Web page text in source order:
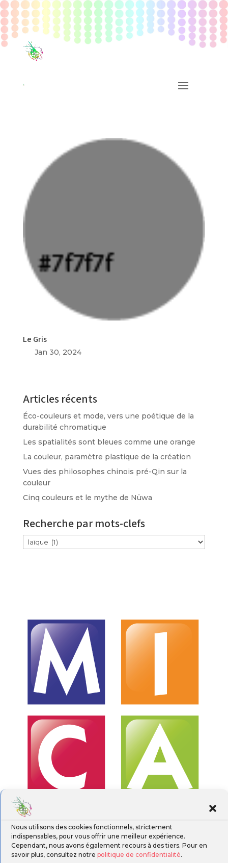
Nous utilisons des cookies fonctionnels, strictement
indispensables, pour vous offrir une meilleur expérience.
Cependant, nous avons également recours à des tiers. Pour en
savoir plus, consultez notre politique de confidentialité.
Le Gris
Jan 30, 2024
Articles récents
Éco-couleurs et mode, vers une poétique de la
durabilité chromatique
Les spatialités sont bleues comme une orange
La couleur, paramètre plastique de la création
Vues des philosophes chinois pré-Qin sur la
couleur
Cinq couleurs et le mythe de Nüwa
Recherche par mots-clefs
Étiquettes